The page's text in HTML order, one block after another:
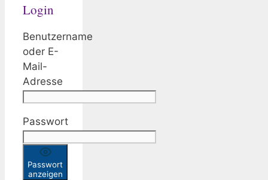
Login
Benutzername
oder E-
Mail-
Adresse
Passwort
Passwort
anzeigen